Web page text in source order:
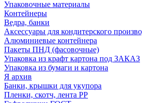
Упаковочные материалы
Контейнеры
Ведра, банки
Аксессуары для кондитерского
Алюминиевые контейнера
Пакеты ПНД (фасовочные)
Упаковка из крафт картона под ЗАКАЗ
Упаковка из бумаги и картона
Я архив
Банки, крышки для укупора
Пленки, скотч, лента РР